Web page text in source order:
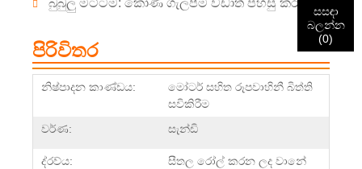
බුබුලු මට්ටම: කෝණ ගැලපීම වඩාත් පහසු කරන්න.
පිරිවිතර
නිෂ්පාදන කාණ්ඩය:
මෝටර් සහිත රූපවාහිනී බිත්ති
සවිකිරීම
වර්ණ:
සැන්ඩි
ද්රව්ය: සීතල රෝල් කරන ලද වානේ
වීමට හේතු වේ.
දැනුම්දීමක් ලැබෙනු ඇත.
සසඳා
බලන්න
(0)